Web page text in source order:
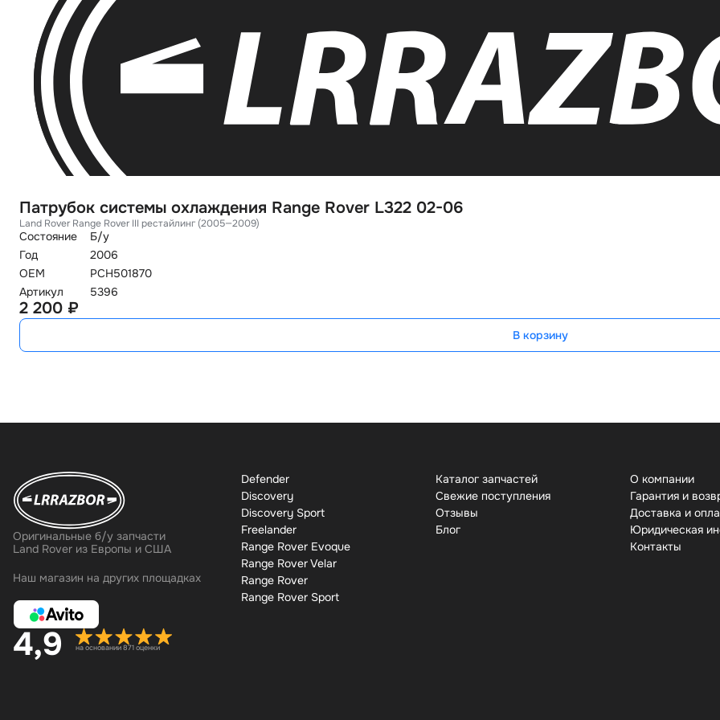
Патрубок системы охлаждения Range Rover L322 02-06
Land Rover Range Rover III рестайлинг (2005—2009)
Состояние
Б/у
Год
2006
OEM
PCH501870
Артикул
5396
2 200 ₽
В корзину
Оригинальные б/у запчасти
Land Rover из Европы и США
Наш магазин на других площадках
4,9 на основании 871 оценки
Defender
Discovery
Discovery Sport
Freelander
Range Rover Evoque
Range Rover Velar
Range Rover
Range Rover Sport
Каталог запчастей
Свежие поступления
Отзывы
Бло
О компании
Гарантия и
Доставка и
Юридическая
Контакты